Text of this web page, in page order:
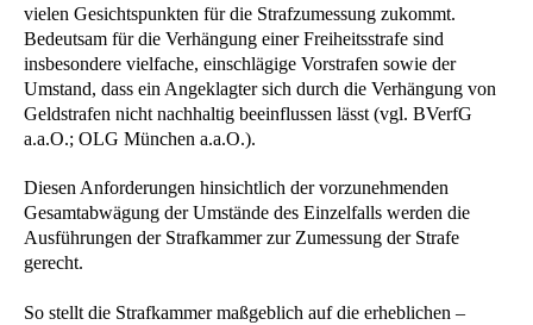
vielen Gesichtspunkten für die Strafzumessung zukommt.
Bedeutsam für die Verhängung einer Freiheitsstrafe sind
insbesondere vielfache, einschlägige Vorstrafen sowie der
Umstand, dass ein Angeklagter sich durch die Verhängung von
Geldstrafen nicht nachhaltig beeinflussen lässt (vgl. BVerfG
a.a.O.; OLG München a.a.O.).
Diesen Anforderungen hinsichtlich der vorzunehmenden
Gesamtabwägung der Umstände des Einzelfalls werden die
Ausführungen der Strafkammer zur Zumessung der Strafe
gerecht.
So stellt die Strafkammer maßgeblich auf die erheblichen –